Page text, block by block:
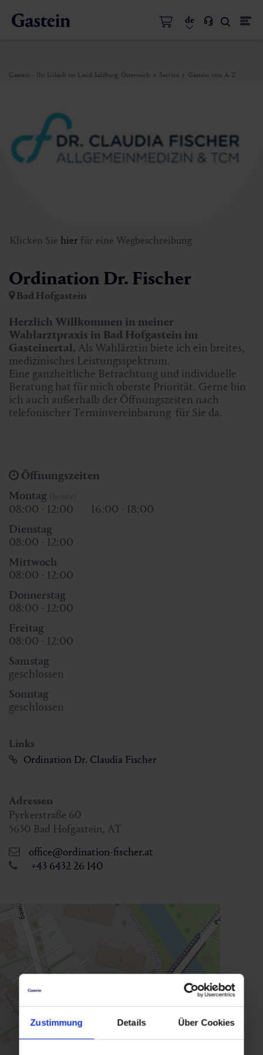
Zustimmung Details Über Cookies
de
Gastein - Ihr Urlaub im Land Salzburg, Österreich Service Gastein von A-Z
Klicken Sie hier für eine Wegbeschreibung
Ordination Dr. Fischer
Bad Hofgastein
Herzlich Willkommen in meiner
Wahlarztpraxis in Bad Hofgastein im
Gasteinertal. Als Wahlärztin biete ich ein breites,
medizinisches Leistungsspektrum.
Eine ganzheitliche Betrachtung und individuelle
Beratung hat für mich oberste Priorität. Gerne bin
ich auch außerhalb der Öffnungszeiten nach
telefonischer Terminvereinbarung für Sie da.
Öffnungszeiten
Montag
08:00 - 12:00
16:00 - 18:00
Dienstag
08:00 - 12:00
Mittwoch
08:00 - 12:00
Donnerstag
08:00 - 12:00
Freitag
08:00 - 12:00
Samstag
geschlossen
Sonntag
geschlossen
Links
Ordination Dr. Claudia Fischer
Adressen
Pyrkerstraße 60
5630 Bad Hofgastein, AT
office@ordination-fischer.at
+43 6432 26 140